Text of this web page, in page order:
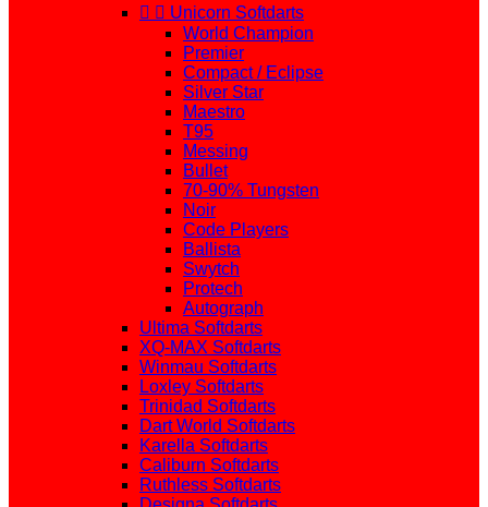
  Unicorn Softdarts
World Champion
Premier
Compact / Eclipse
Silver Star
Maestro
T95
Messing
Bullet
70-90% Tungsten
Noir
Code Players
Ballista
Swytch
Protech
Autograph
Ultima Softdarts
XQ-MAX Softdarts
Winmau Softdarts
Loxley Softdarts
Trinidad Softdarts
Dart World Softdarts
Karella Softdarts
Caliburn Softdarts
Ruthless Softdarts